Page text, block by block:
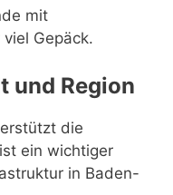
mit
Gepäck.
und Region
die
ein wichtiger
in Baden-